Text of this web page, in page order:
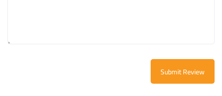
Submit Review